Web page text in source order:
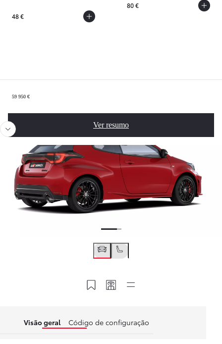
48 €
80 €
59 950 €
Ver resumo
Sumário
Anterior
Guardar no MyTPartilhar o meu código
Visão geral Código de configuração